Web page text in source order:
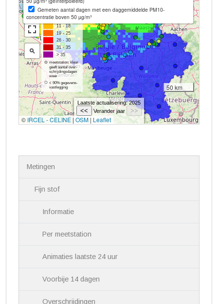
Metingen
Fijn stof
Informatie
Per meetstation
Animaties laatste 24 uur
Voorbije 14 dagen
Overschrijdingen